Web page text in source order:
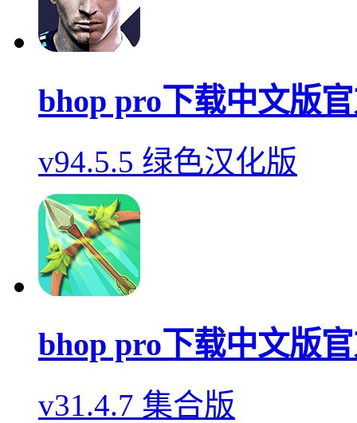
bhop pro下载中文版
v94.5.5 绿色汉化版
bhop pro下载中文版
v31.4.7 集合版